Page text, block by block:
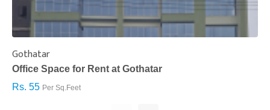
Gothatar
Office Space for Rent at Gothatar
Rs. 55 Per Sq.Feet